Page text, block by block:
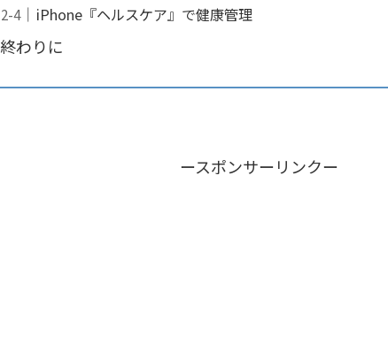
iPhone『ヘルスケア』で健康管理
終わりに
ースポンサーリンクー